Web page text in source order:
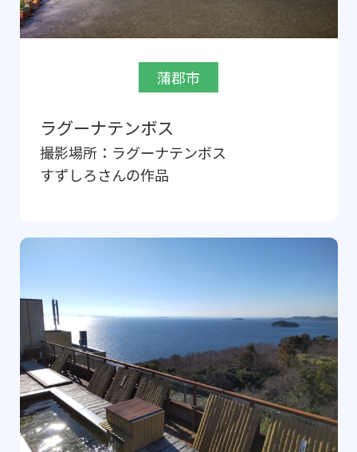
蒲郡市
ラグーナテンボス
撮影場所： ラグーナテンボス
すずしろさんの作品